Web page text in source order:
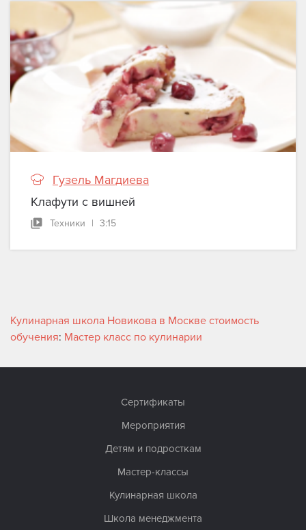
Гузель Магдиева
Клафути с вишней
Техники | 3:15
Кулинарная школа Новикова в Москве стоимость
обучения: Мастер класс по кулинарии
Сертификаты
Мероприятия
Детям и подросткам
Мастер-классы
Кулинарная школа
Школа менеджмента